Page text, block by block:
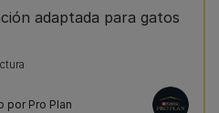
adaptada para gatos
por Pro Plan